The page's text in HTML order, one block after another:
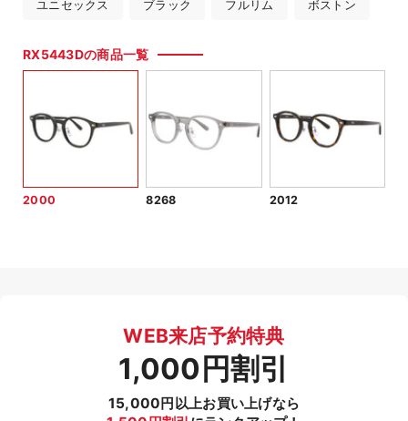
ユニセックス ブラック フルリム ボストン
RX5443Dの商品一覧
2000 8268 2012
WEB来店予約特典
1,000円割引
15,000円以上お買い上げなら